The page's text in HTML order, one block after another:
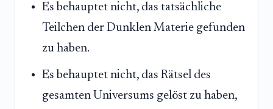
Es behauptet nicht, das tatsächliche
Teilchen der Dunklen Materie gefunden
zu haben.
Es behauptet nicht, das Rätsel des
gesamten Universums gelöst zu haben,